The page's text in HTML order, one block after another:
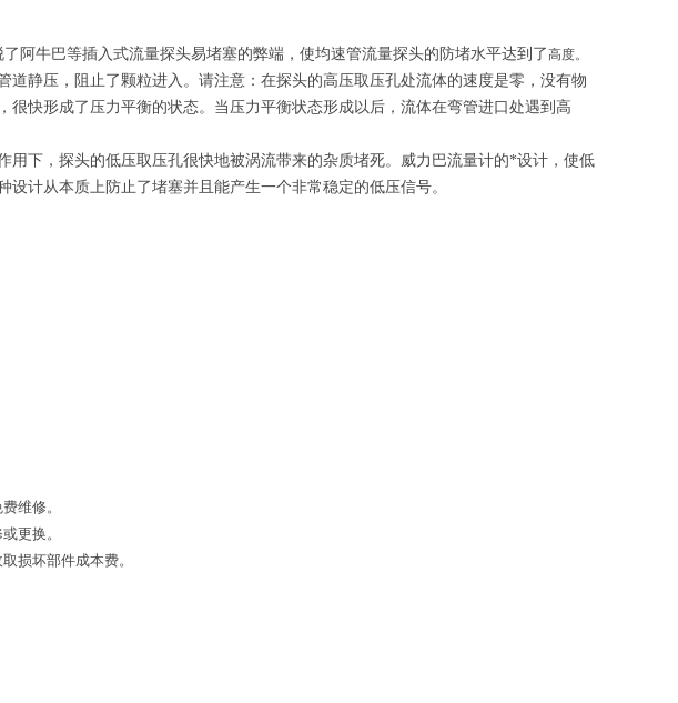
阿牛巴等插入式流量探头易堵塞的弊端，使均速管流量探头的防堵水平达到了高度。
静压，阻止了颗粒进入。请注意：在探头的高压取压孔处流体的速度是零，没有物
快形成了压力平衡的状态。当压力平衡状态形成以后，流体在弯管进口处遇到高
下，探头的低压取压孔很快地被涡流带来的杂质堵死。威力巴流量计的*设计，使低
计从本质上防止了堵塞并且能产生一个非常稳定的低压信号。
维修。
更换。
损坏部件成本费。